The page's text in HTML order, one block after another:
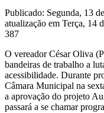
Publicado: Segunda, 13
atualização em Terça, 14
387
O vereador César Oliva
bandeiras de trabalho a
acessibilidade. Durante
Câmara Municipal na
a aprovação do projeto
passará a se chamar